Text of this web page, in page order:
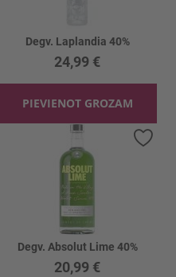
Degv. Laplandia 40%
24,99 €
PIEVIENOT GROZAM
Pievienot vēlmju sarakstam
Degv. Absolut Lime 40%
20,99 €